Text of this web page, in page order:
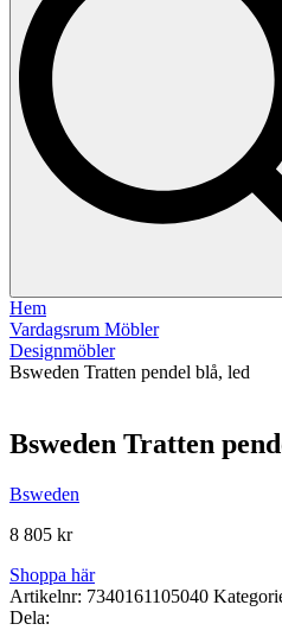
Hem
Vardagsrum Möbler
Designmöbler
Bsweden Tratten pendel blå, led
Bsweden Tratten
Bsweden
8 805 kr
Shoppa här
Artikelnr: 7340161105040
Dela: